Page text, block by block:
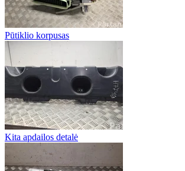
Pūtiklio korpusas
Kita apdailos detalė